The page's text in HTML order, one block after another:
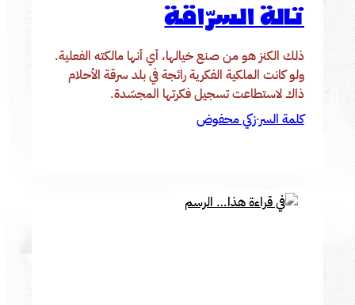
تالة السرّاقة
ذلك الكنز هو من صنع خيالها، أي أنها مالكته الفعلية.
ولو كانت الملكية الفكرية رائجة في بلد سرقة الأحلام
ذاك لاستطاعت تسجيل فكرتها المجسّدة.
كلمة السر·زكي محفوض